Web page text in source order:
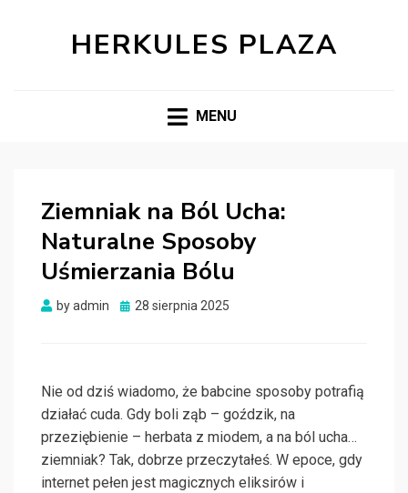
HERKULES PLAZA
MENU
Ziemniak na Ból Ucha:
Naturalne Sposoby
Uśmierzania Bólu
byadmin
Posted
28 sierpnia 2025
Nie od dziś wiadomo, że babcine sposoby potrafią
działać cuda. Gdy boli ząb – goździk, na
przeziębienie – herbata z miodem, a na ból ucha…
ziemniak? Tak, dobrze przeczytałeś. W epoce, gdy
internet pełen jest magicznych eliksirów i